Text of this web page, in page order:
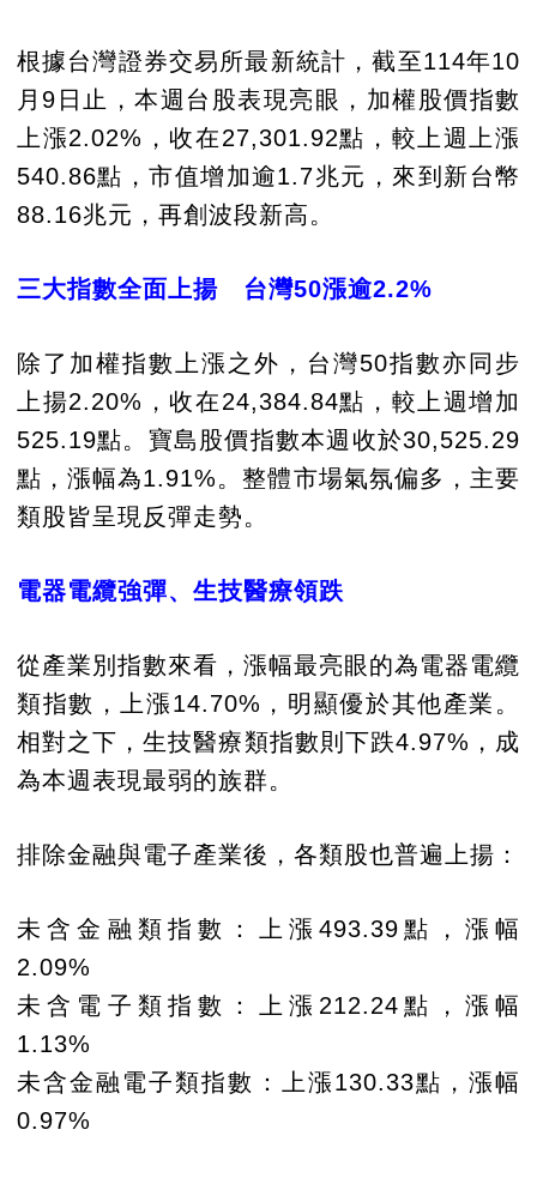
根據台灣證券交易所最新統計，截至114年10
月9日止，本週台股表現亮眼，加權股價指數
上漲2.02%，收在27,301.92點，較上週上漲
540.86點，市值增加逾1.7兆元，來到新台幣
88.16兆元，再創波段新高。
三大指數全面上揚 台灣50漲逾2.2%
除了加權指數上漲之外，台灣50指數亦同步
上揚2.20%，收在24,384.84點，較上週增加
525.19點。寶島股價指數本週收於30,525.29
點，漲幅為1.91%。整體市場氣氛偏多，主要
類股皆呈現反彈走勢。
電器電纜強彈、生技醫療領跌
從產業別指數來看，漲幅最亮眼的為電器電纜
類指數，上漲14.70%，明顯優於其他產業。
相對之下，生技醫療類指數則下跌4.97%，成
為本週表現最弱的族群。
排除金融與電子產業後，各類股也普遍上揚：
未含金融類指數：上漲493.39點，漲幅
2.09%
未含電子類指數：上漲212.24點，漲幅
1.13%
未含金融電子類指數：上漲130.33點，漲幅
0.97%